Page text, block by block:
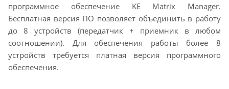
программное обеспечение KE Matrix Manager.
Бесплатная версия ПО позволяет объединить в работу
до 8 устройств (передатчик + приемник в любом
соотношении). Для обеспечения работы более 8
устройств требуется платная версия программного
обеспечения.